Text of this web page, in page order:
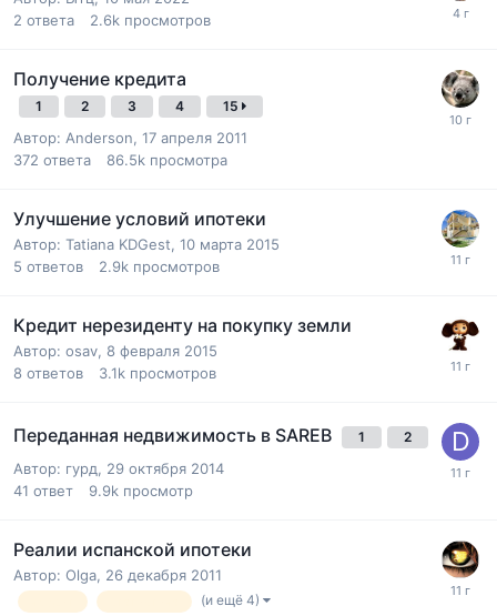
2 ответа 2.6k просмотров
Получение кредита
1 2 3 4 15
Автор: Anderson, 17 апреля 2011
372 ответа 86.5k просмотра
Улучшение условий ипотеки
Автор: Tatiana KDGest, 10 марта 2015
5 ответов 2.9k просмотров
Кредит нерезиденту на покупку земли
Автор: osav, 8 февраля 2015
8 ответов 3.1k просмотров
Переданная недвижимость в SAREB 1 2
Автор: гурд, 29 октября 2014
41 ответ 9.9k просмотр
Реалии испанской ипотеки
Автор: Olga, 26 декабря 2011
(и ещё 4)